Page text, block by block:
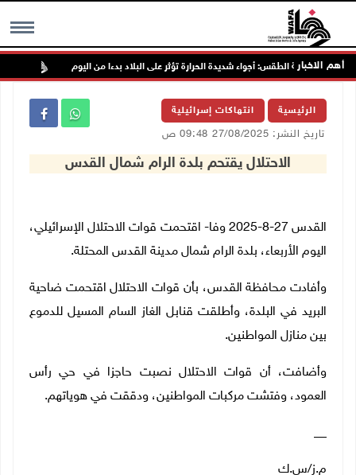
MENU أهم الاخبارحالة الطقس: أجواء شديدة الحرارة تؤثر على البلاد بدءا من اليوم
الرئيسية انتهاكات إسرائيلية
تاريخ النشر: 27/08/2025 09:48 ص
الاحتلال يقتحم بلدة الرام شمال القدس
القدس 27-8-2025 وفا- اقتحمت قوات الاحتلال الإسرائيلي،
اليوم الأربعاء، بلدة الرام شمال مدينة القدس المحتلة.
وأفادت محافظة القدس، بأن قوات الاحتلال اقتحمت ضاحية
البريد في البلدة، وأطلقت قنابل الغاز السام المسيل للدموع
بين منازل المواطنين.
وأضافت، أن قوات الاحتلال نصبت حاجزا في حي رأس
العمود، وفتشت مركبات المواطنين، ودققت في هوياتهم.
م.ز/س.ك